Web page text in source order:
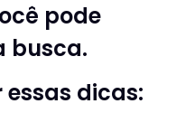
pode
busca.
essas dicas: